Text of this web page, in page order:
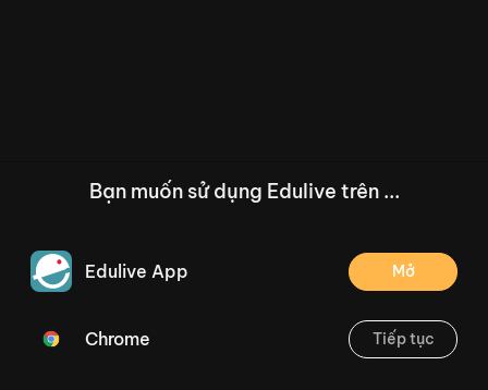
/--
Thoát
Bạn muốn sử dụng Edulive trên ...
Edulive App Mở
Chrome Tiếp tục